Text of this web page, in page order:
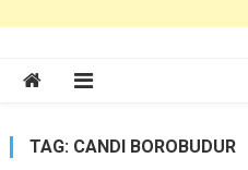
TAG: CANDI BOROBUDUR